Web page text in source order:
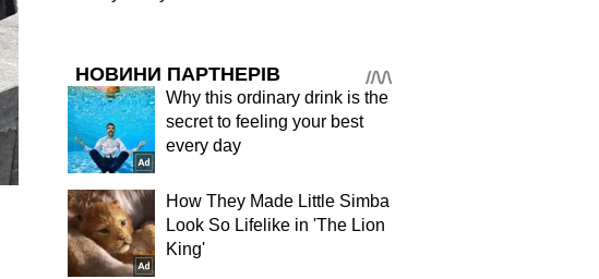
НОВИНИ ПАРТНЕРІВ
Why this ordinary drink is the
secret to feeling your best
every day
How They Made Little Simba
Look So Lifelike in 'The Lion
King'